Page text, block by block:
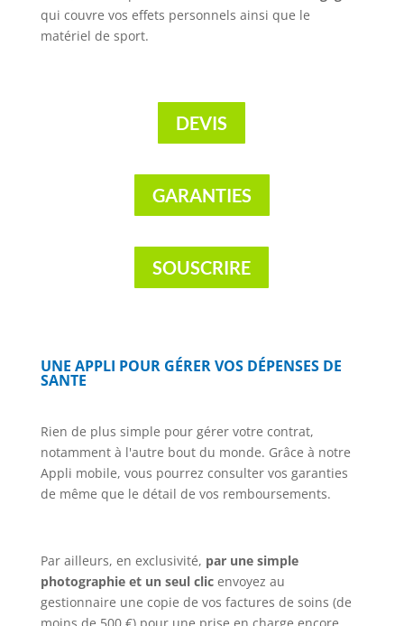
qui couvre vos effets personnels ainsi que le
matériel de sport.
DEVIS
GARANTIES
SOUSCRIRE
UNE APPLI POUR GÉRERVOS DÉPENSESDE
SANTE
Rien de plus simple pour gérer votre contrat,
notamment à l'autre bout du monde. Grâce à notre
Appli mobile, vous pourrez consulter vos garanties
de même que le détail de vos remboursements.
Par ailleurs, en exclusivité, par une simple
photographie et un seul clicenvoyez au
gestionnaire une copie de vos factures de soins (de
moins de 500 €) pour une prise en charge encore